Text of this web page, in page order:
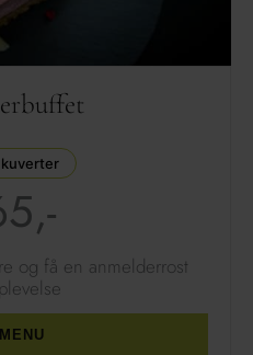
og få en anmelderrost